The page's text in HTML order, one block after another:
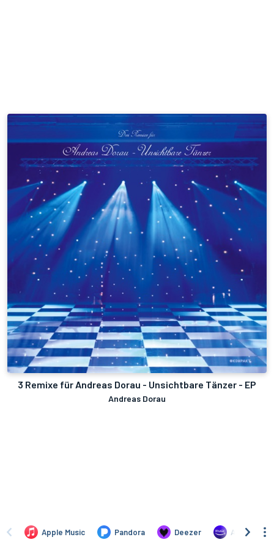
3 Remixe für Andreas Dorau - Unsichtbare Tänzer - EP
Andreas Dorau
Apple Music Pandora Deezer Amazon